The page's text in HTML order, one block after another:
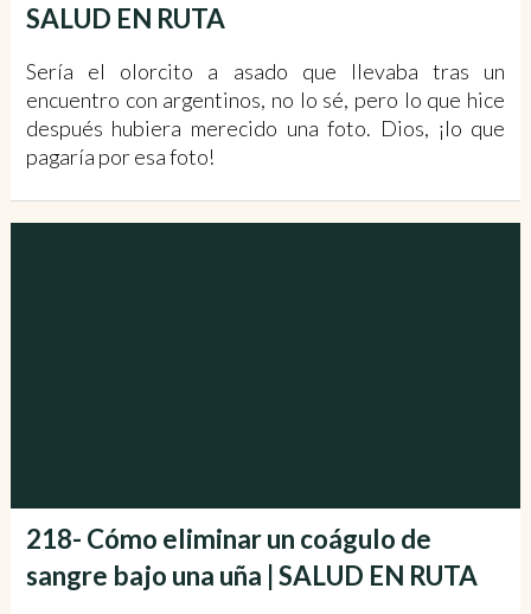
SALUD EN RUTA
Sería el olorcito a asado que llevaba tras un
encuentro con argentinos, no lo sé, pero lo que hice
después hubiera merecido una foto. Dios, ¡lo que
pagaría por esa foto!
218- Cómo eliminar un coágulo de
sangre bajo una uña | SALUD EN RUTA